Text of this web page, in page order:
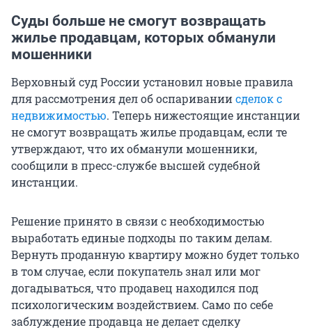
Суды больше не смогут возвращать
жилье продавцам, которых обманули
мошенники
Верховный суд России установил новые правила
для рассмотрения дел об оспариваниисделок с
недвижимостью. Теперь нижестоящие инстанции
не смогут возвращать жилье продавцам, если те
утверждают, что их обманули мошенники,
сообщили в пресс-службе высшей судебной
инстанции.
Решение принято в связи с необходимостью
выработать единые подходы по таким делам.
Вернуть проданную квартиру можно будет только
в том случае, если покупатель знал или мог
догадываться, что продавец находился под
психологическим воздействием. Само по себе
заблуждение продавца не делает сделку